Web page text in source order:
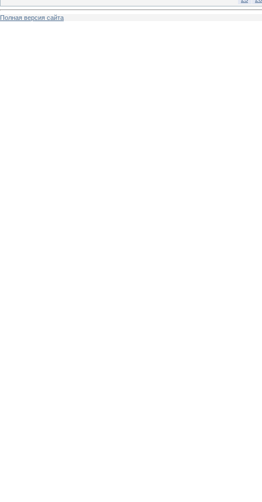
Полная версия сайта